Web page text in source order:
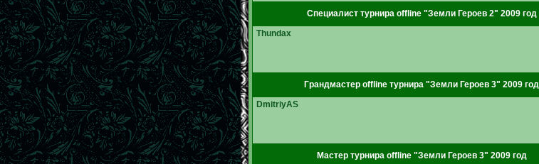
Специалист турнира offline "Земли Героев 2" 2009 год
Thundax
Грандмастер offline турнира "Земли Героев 3" 2009 год
DmitriyAS
Мастер турнира offline "Земли Героев 3" 2009 год